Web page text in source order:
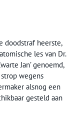
doodstraf heerste,
les van Dr.
Jan’ genoemd,
wegens
alsnog een
gesteld aan